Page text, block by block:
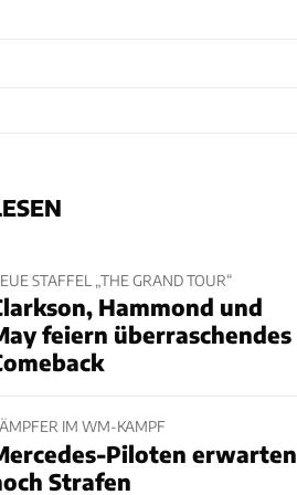
STAFFEL „THE GRAND TOUR“
Hammond und
feiern überraschendes
IM WM-KAMPF
Piloten erwarten
Strafen